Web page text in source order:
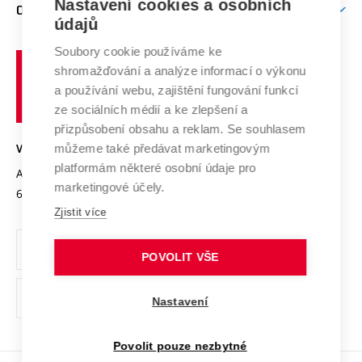
E-přihláška
Doktorské studium
Podpora podnikání
Mezinárodní vědecká rada
Systém zajišťování kvality výzkumu
Výzkumné infrastruktury
Transfer znalostí
Open Science
Projekty
Projekty ze strukturálních fondů
Specifický výzkum
Zahraniční spolupráce
Spolupráce se školami
Služby univerzity
Mezinárodní dohody
Univerzitní sítě
O UNIVERZITĚ
Profil univerzity
Udržitelná univerzita
Podnikavá univerzita / ContriBUTe
Bezpečná univerzita
Vyznamenání
Organizační struktura
Ochrana osobních údajů
odkaz)
učení
technické
VYSOKÉ UČENÍ TECHNICKÉ V BRNĚ
Antonínská 548/1
602 00 Brno
www.vut.cz
vut@vutbr.cz
Nastavení cookies a osobních
údajů
Soubory cookie používáme ke
shromažďování a analýze informací o výkonu
a používání webu, zajištění fungování funkcí
ze sociálních médií a ke zlepšení a
přizpůsobení obsahu a reklam. Se souhlasem
můžeme také předávat marketingovým
platformám některé osobní údaje pro
marketingové účely.
Zjistit více
POVOLIT VŠE
Nastavení
Povolit pouze nezbytné